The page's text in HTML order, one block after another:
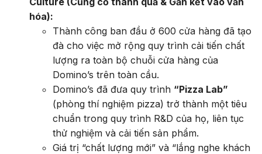
hóa):
Thành công ban đầu ở 600 cửa hàng đã tạo
đà cho việc mở rộng quy trình cải tiến chất
lượng ra toàn bộ chuỗi cửa hàng của
Domino’s trên toàn cầu.
Domino’s đã đưa quy trình “Pizza Lab”
(phòng thí nghiệm pizza) trở thành một tiêu
chuẩn trong quy trình R&D của họ, liên tục
thử nghiệm và cải tiến sản phẩm.
Giá trị “chất lượng mới” và “lắng nghe khách